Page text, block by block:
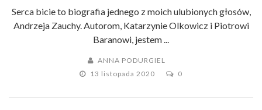
Serca bicie to biografia jednego z moich ulubionych głosów,
Andrzeja Zauchy. Autorom, Katarzynie Olkowicz i Piotrowi
Baranowi, jestem ...
ANNA PODURGIEL
13 listopada 2020
0